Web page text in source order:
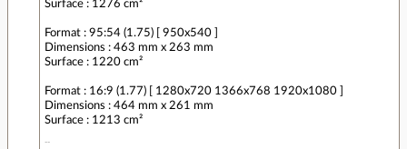
Surface : 1276 cm²
Format : 95:54 (1.75) [ 950x540 ]
Dimensions : 463 mm x 263 mm
Surface : 1220 cm²
Format : 16:9 (1.77) [ 1280x720 1366x768 1920x1080 ]
Dimensions : 464 mm x 261 mm
Surface : 1213 cm²